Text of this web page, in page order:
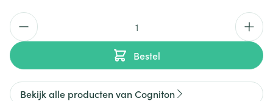
Aantal
Bestel
Bekijk alle producten van Cogniton